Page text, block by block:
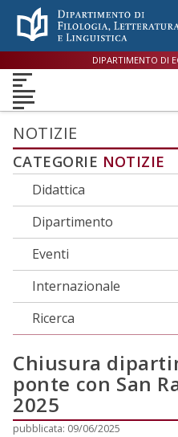
Menù accessibilità
to main menu
to content
DIPARTIMENTO DI
NOTIZIE
CATEGORIE NOTIZIE
Didattica
Dipartimento
Eventi
Internazionale
Ricerca
Chiusura
ponte con San
2025
pubblicata: 09/06/2025